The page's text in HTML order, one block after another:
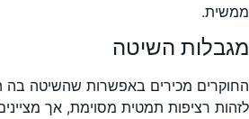
ממשית.
מגבלות השיטה
החוקרים מכירים באפשרות שהשיטה
לזהות רציפות תמטית מסוימת, אך